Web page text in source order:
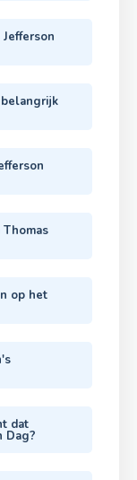
belangrijk
op het
dat
Dag?